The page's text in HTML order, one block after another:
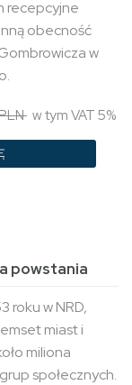
recepcyjne
obecność
w
w tym VAT 5%
powstania
roku w NRD,
miast i
miliona
społecznych.